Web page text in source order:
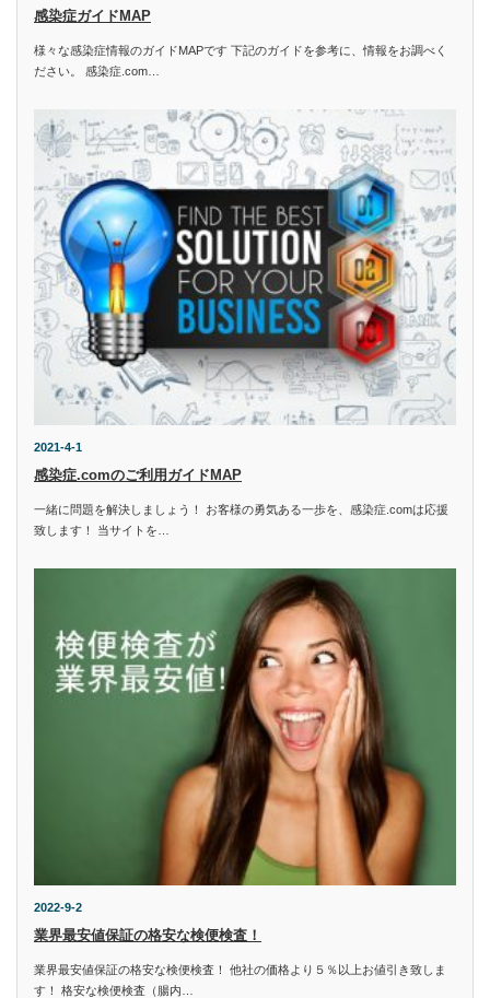
感染症ガイドMAP
様々な感染症情報のガイドMAPです 下記のガイドを参考に、情報をお調べく
ださい。 感染症.com…
2021-4-1
感染症.comのご利用ガイドMAP
一緒に問題を解決しましょう！ お客様の勇気ある一歩を、感染症.comは応援
致します！ 当サイトを…
2022-9-2
業界最安値保証の格安な検便検査！
業界最安値保証の格安な検便検査！ 他社の価格より５％以上お値引き致しま
す！ 格安な検便検査（腸内…